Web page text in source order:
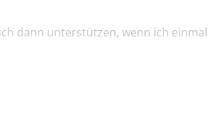
dann unterstützen, wenn ich einmal